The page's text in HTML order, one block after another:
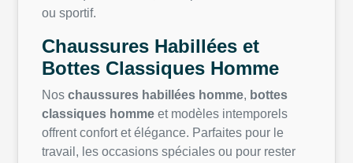
ou sportif.
Chaussures Habillées et
Bottes Classiques Homme
Nos chaussures habillées homme, bottes
classiques homme et modèles intemporels
offrent confort et élégance. Parfaites pour le
travail, les occasions spéciales ou pour rester